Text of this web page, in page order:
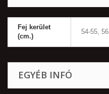
Fej kerület
(cm.)
54-55,
EGYÉB INFÓ